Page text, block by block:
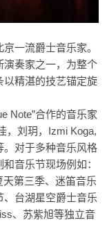
一流爵士音乐家。
演奏家之一，为整个
以精湛的技艺锚定旋
Note”合作的音乐家
，刘玥，Izmi Koga,
。对于多种音乐风格
音乐节现场例如：
第三季、迷笛音乐
台湖星空爵士音乐
、苏紫旭等独立音